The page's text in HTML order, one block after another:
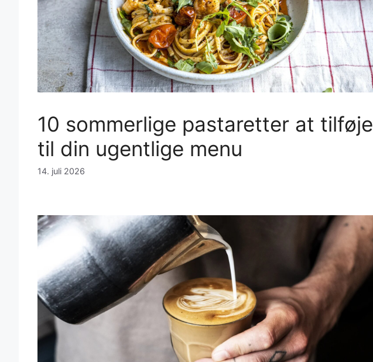
10 sommerlige pastaretter at tilføje
til din ugentlige menu
14. juli 2026